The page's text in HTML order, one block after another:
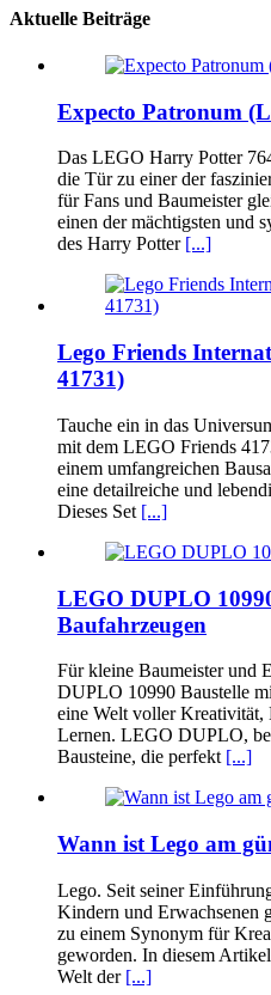
Aktuelle Beiträge
Expecto Patronum
Das LEGO Harry Potter
die Tür zu einer der
für Fans und Baumeister
einen der mächtigsten und
des Harry Potter [...]
Lego Friends
41731)
Tauche ein in das
mit dem LEGO Friends
einem umfangreichen
eine detailreiche und
Dieses Set [...]
LEGO DUPLO
Baufahrzeugen
Für kleine Baumeister und
DUPLO 10990 Baustelle
eine Welt voller Kreativität,
Lernen. LEGO DUPLO,
Bausteine, die perfekt [...]
Wann ist Lego am
Lego. Seit seiner
Kindern und Erwachsenen
zu einem Synonym für
geworden. In diesem
Welt der [...]